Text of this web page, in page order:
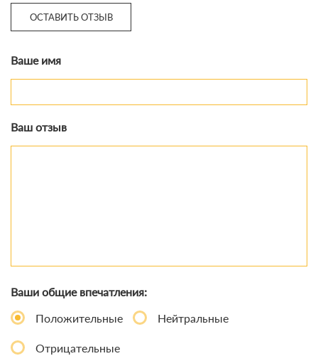
ОСТАВИТЬ ОТЗЫВ
Ваше имя
Ваш отзыв
Ваши общие впечатления:
Положительные
Нейтральные
Отрицательные